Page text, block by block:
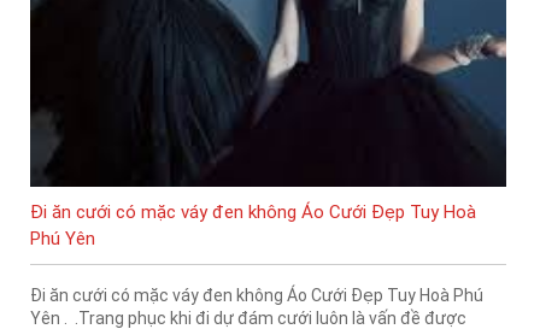
Đi ăn cưới có mặc váy đen không Áo Cưới Đẹp Tuy Hoà
Phú Yên
Đi ăn cưới có mặc váy đen không Áo Cưới Đẹp Tuy Hoà Phú
Yên . .Trang phục khi đi dự đám cưới luôn là vấn đề được